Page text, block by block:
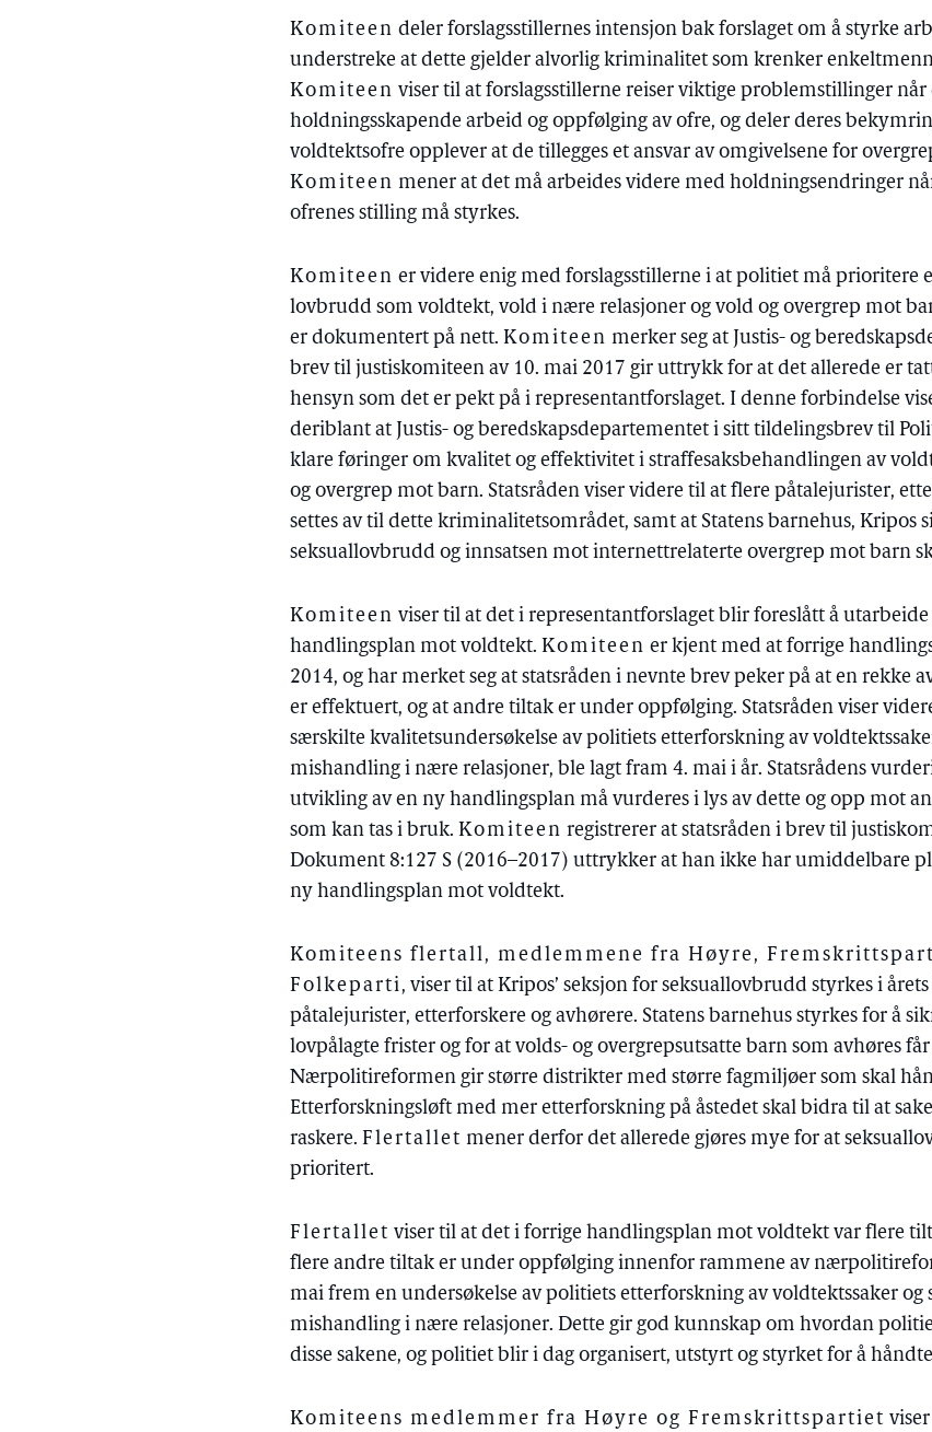
Komiteen deler forslagsstillernes intensjon bak forslaget om å styrke
understreke at dette gjelder alvorlig kriminalitet som krenker
Komiteen viser til at forslagsstillerne reiser viktige problemstillinger når
holdningsskapende arbeid og oppfølging av ofre, og deler deres
voldtektsofre opplever at de tillegges et ansvar av omgivelsene for
Komiteen mener at det må arbeides videre med holdningsendringer
ofrenes stilling må styrkes.
Komiteen er videre enig med forslagsstillerne i at politiet må prioritere
lovbrudd som voldtekt, vold i nære relasjoner og vold og overgrep mot
er dokumentert på nett.Komiteen merker seg at Justis- og
brev til justiskomiteen av 10. mai 2017 gir uttrykk for at det allerede er
hensyn som det er pekt på i representantforslaget. I denne forbindelse
deriblant at Justis- og beredskapsdepartementet i sitt tildelingsbrev til
klare føringer om kvalitet og effektivitet i straffesaksbehandlingen av
og overgrep mot barn. Statsråden viser videre til at flere påtalejurister,
settes av til dette kriminalitetsområdet, samt at Statens barnehus, Kripos
seksuallovbrudd og innsatsen mot internettrelaterte overgrep mot barn
Komiteen viser til at det i representantforslaget blir foreslått å
handlingsplan mot voldtekt.Komiteen er kjent med at forrige
2014, og har merket seg at statsråden i nevnte brev peker på at en rekke
er effektuert, og at andre tiltak er under oppfølging. Statsråden viser
særskilte kvalitetsundersøkelse av politiets etterforskning av
mishandling i nære relasjoner, ble lagt fram 4. mai i år. Statsrådens
utvikling av en ny handlingsplan må vurderes i lys av dette og opp mot
som kan tas i bruk.Komiteen registrerer at statsråden i brev til
Dokument 8:127 S (2016–2017) uttrykker at han ikke har umiddelbare
ny handlingsplan mot voldtekt.
Komiteens flertall, medlemmene fra Høyre,
Folkeparti, viser til at Kripos’ seksjon for seksuallovbrudd styrkes i
påtalejurister, etterforskere og avhørere. Statens barnehus styrkes for å
lovpålagte frister og for at volds- og overgrepsutsatte barn som avhøres
Nærpolitireformen gir større distrikter med større fagmiljøer som skal
Etterforskningsløft med mer etterforskning på åstedet skal bidra til at
raskere.Flertallet mener derfor det allerede gjøres mye for at
prioritert.
Flertallet viser til at det i forrige handlingsplan mot voldtekt var flere
flere andre tiltak er under oppfølging innenfor rammene av
mai frem en undersøkelse av politiets etterforskning av voldtektssaker og
mishandling i nære relasjoner. Dette gir god kunnskap om hvordan
disse sakene, og politiet blir i dag organisert, utstyrt og styrket for å
Komiteens medlemmer fra Høyre og Fremskrittspartiet